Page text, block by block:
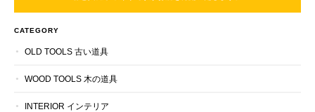
CATEGORY
OLD TOOLS 古い道具
WOOD TOOLS 木の道具
INTERIOR インテリア